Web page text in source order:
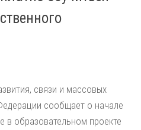
связи и массовых
сообщает о начале
в образовательном проекте